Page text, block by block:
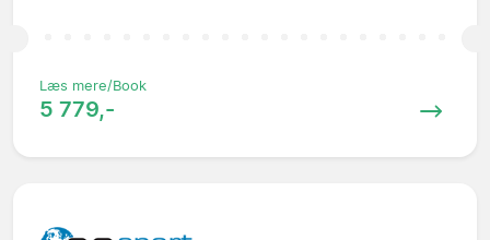
Læs mere/Book
5 779,-